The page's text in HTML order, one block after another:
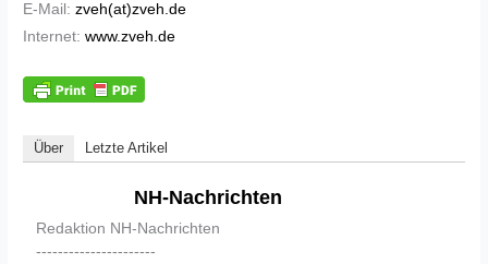
E-Mail:zveh(at)zveh.de
Internet:www.zveh.de
Über Letzte Artikel
NH-Nachrichten
Redaktion NH-Nachrichten
----------------------